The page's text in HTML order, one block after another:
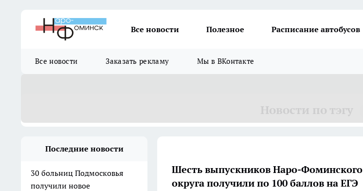
Все новости Полезное Расписание автобусов
Все новости Заказать рекламу Мы в ВКонтакте
Последние новости
30 больниц Подмосковья
получили новое
Шесть выпускников Наро-Фоминского
округа получили по 100 баллов на ЕГЭ